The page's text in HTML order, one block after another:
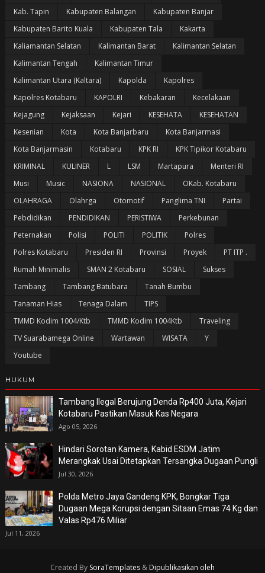
Kab. Tapin
Kabupaten Balangan
Kabupaten Banjar
Kabupaten Barito Kuala
Kabupaten Tala
Kakarta
Kaliamantan Selatan
Kalimantan Barat
Kalimantan Selatan
Kalimantan Tengah
Kalimantan Timur
Kalimantan Utara (Kaltara)
Kapolda
Kapolres
Kapolres Kotabaru
KAPOLRI Kebakaran
Kecelakaan
Kejagung
Kejaksaan Kejari KESEHATA
KESEHATAN
Kesenian
Kota Kota Banjarbaru
Kota Banjarmasi
Kota Banjarmasin
Kotabaru KPK RI
KPK Tipikor Kotabaru
KRIMINAL
KULINER L LSM Martapura
Menteri RI
Musi
Music NASIONA NASIONAL
OKab. Kotabaru
OLAHRAGA
Olahrga Otomotif Panglima TNI
Partai
Pebdidikan
PENDIDIKAN PERISTIWA
Perkebunan
Peternakan
Polisi POLITI POLITIK
Polres
Polres Kotabaru
Presiden RI Provinsi Proyek
PT ITP .
Rumah Minimalis
SMAN 2 Kotabaru SOSIAL
Sukses
Tambang
Tambang Batubara
Tanah Bumbu
Tanaman Hias
Tenaga Dalam
TIPS
TMMD Kodim 1004/Ktb
TMMD Kodim 1004Ktb
Traveling
TV Suarabamega Online
Wartawan WISATA
Y
Youtube
HUKUM
Tambang Ilegal Berujung Denda Rp400 Juta, Kejari
Kotabaru Pastikan Masuk Kas Negara
Ago 05, 2026
Hindari Sorotan Kamera, Kabid ESDM Jatim
Merangkak Usai Ditetapkan Tersangka Dugaan Pungli
Jul 30, 2026
Polda Metro Jaya Gandeng KPK, Bongkar Tiga
Dugaan Mega Korupsi dengan Sitaan Emas 74 Kg dan
Valas Rp476 Miliar
Jul 11, 2026
Created By SoraTemplates& Dipublikasikan oleh